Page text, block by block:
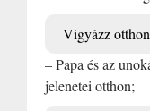
Vigyázz
– Papa és az
jelenetei otthon;